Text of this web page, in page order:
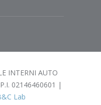
INTERNI AUTO
02146460601 |
Lab